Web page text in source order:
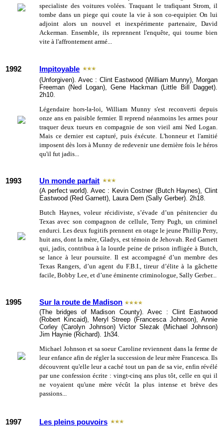
specialiste des voitures volées. Traquant le trafiquant Strom, il
tombe dans un piege qui coute la vie à son co-equipier. On lui
adjoint alors un nouvel et inexpérimente partenaire, David
Ackerman. Ensemble, ils reprennent l'enquête, qui tourne bien
vite à l'affrontement armé...
1992 Impitoyable
(Unforgiven). Avec : Clint Eastwood (William Munny), Morgan
Freeman (Ned Logan), Gene Hackman (Little Bill Dagget).
2h10.
Légendaire hors-la-loi, William Munny s'est reconverti depuis
onze ans en paisible fermier. Il reprend néanmoins les armes pour
traquer deux tueurs en compagnie de son vieil ami Ned Logan.
Mais ce dernier est capturé, puis éxécute. L'honneur et l'amitié
imposent dès lors à Munny de redevenir une dernière fois le héros
qu'il fut jadis...
1993 Un monde parfait
(A perfect world). Avec : Kevin Costner (Butch Haynes), Clint
Eastwood (Red Garnett), Laura Dern (Sally Gerber). 2h18.
Butch Haynes, voleur récidiviste, s’évade d’un pénitencier du
Texas avec son compagnon de cellule, Terry Pugh, un criminel
endurci. Les deux fugitifs prennent en otage le jeune Phillip Perry,
huit ans, dont la mère, Gladys, est témoin de Jehovah. Red Garnett
qui, jadis, contribua à la lourde peine de prison infligée à Butch,
se lance à leur poursuite. Il est accompagné d’un membre des
Texas Rangers, d’un agent du F.B.I., tireur d’élite à la gâchette
facile, Bobby Lee, et d’une éminente criminologue, Sally Gerber...
1995 Sur la route de Madison
(The bridges of Madison County). Avec : Clint Eastwood
(Robert Kincaid), Meryl Streep (Francesca Johnson), Annie
Corley (Carolyn Johnson) Victor Slezak (Michael Johnson)
Jim Haynie (Richard). 1h34.
Michael Johnson et sa soeur Caroline reviennent dans la ferme de
leur enfance afin de régler la succession de leur mère Francesca. Ils
découvrent qu'elle leur a caché tout un pan de sa vie, enfin révélé
par une confession écrite : vingt-cinq ans plus tôt, celle en qui il
ne voyaient qu'une mère vécût la plus intense et brève des
passions...
1997 Les pleins pouvoirs